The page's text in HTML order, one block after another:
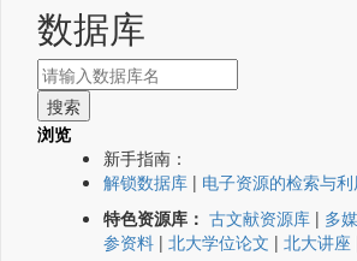
数据库
浏览
新手指南：
解锁数据库 | 电子资源的检索与利
特色资源库： 古文献资源库 | 多
参资料 | 北大学位论文 | 北大讲座